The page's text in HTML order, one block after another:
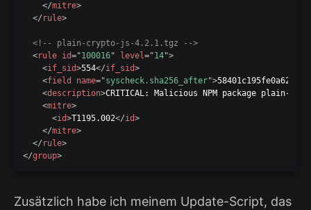
</mitre>
</ rule>
<!-- plain-crypto-js-4.2.1.tgz -->
<rule id="100016" level="14">
<if_sid>554</if_sid>
<field name="syscheck.sha256_after">
<description>CRITICAL: Malicious NPM package plain-
<mitre>
<id>T1195.002</id>
</mitre>
</ rule>
</group>
Zusätzlich habe ich meinem Update-Script, das